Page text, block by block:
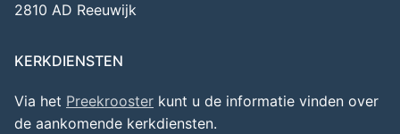
2810 AD Reeuwijk
KERKDIENSTEN
Via het Preekrooster kunt u de informatie vinden over
de aankomende kerkdiensten.